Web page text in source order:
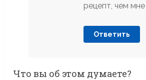
рецепт, чем
Ответить
Что вы об этом думаете?